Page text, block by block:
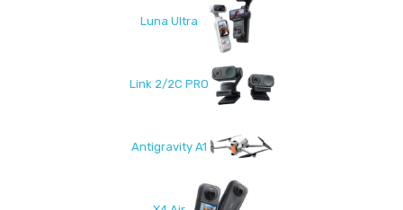
Luna Ultra
Link 2/2C PRO
Antigravity A1